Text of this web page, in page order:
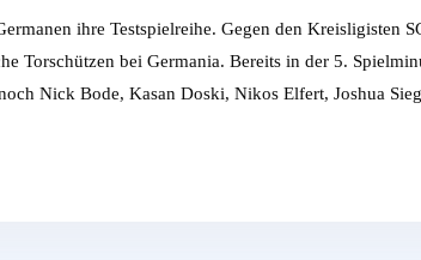
ihre Testspielreihe. Gegen den Kreisligisten
Torschützen bei Germania. Bereits in der 5.
Nick Bode, Kasan Doski, Nikos Elfert, Joshua